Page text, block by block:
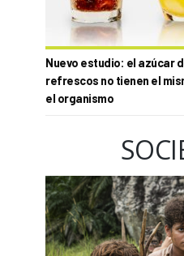
Nuevo estudio: el azúcar
refrescos no tienen el
el organismo